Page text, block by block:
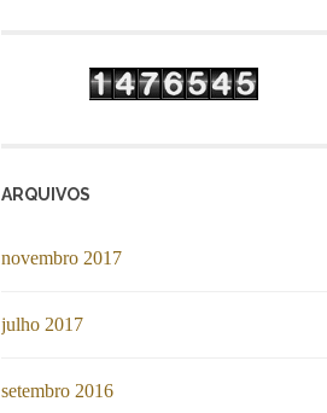
ARQUIVOS
novembro 2017
julho 2017
setembro 2016